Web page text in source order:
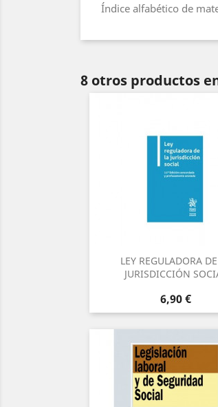
Índice alfabético de
8 otros productos
LEY REGULADORA
JURISDICCIÓN
Precio
6,90 €